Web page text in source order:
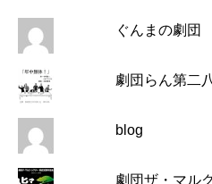
ぐんまの劇団
劇団らん第二
blog
劇団ザ・マル